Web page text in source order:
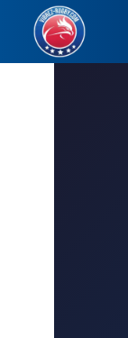
Aller
contenu